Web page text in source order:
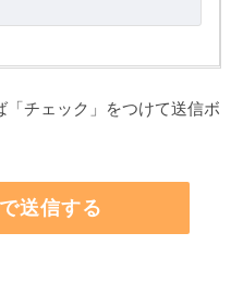
チェック」をつけて送信ボ